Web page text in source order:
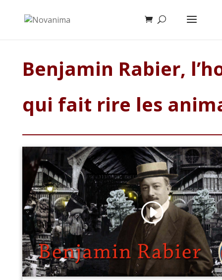
Benjamin Rabier,
qui fait rire les